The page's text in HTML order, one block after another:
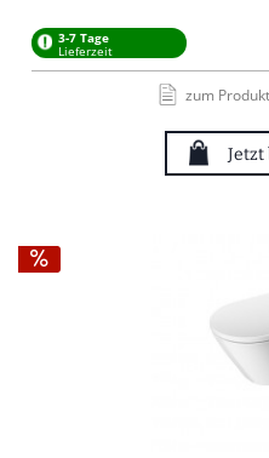
3-7 Tage
Lieferzeit
zum Produkt